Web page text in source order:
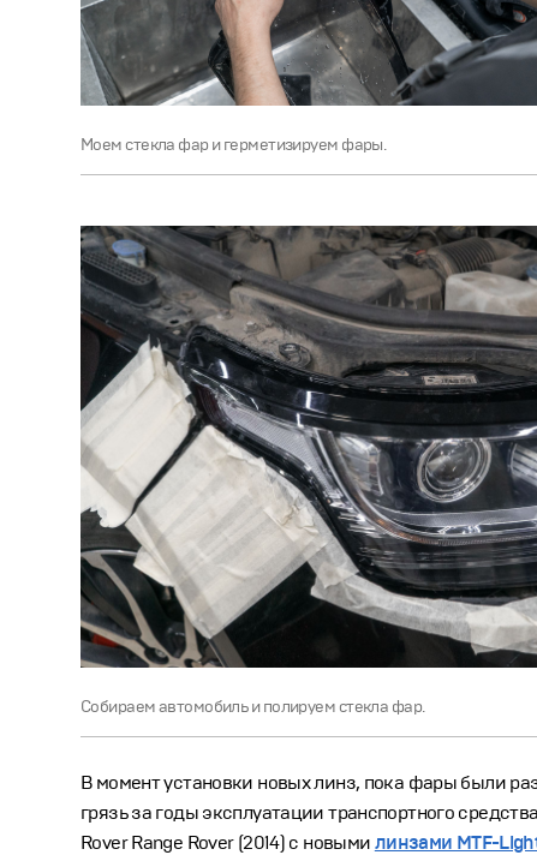
Моем стекла фар и герметизируем фары.
Собираем автомобиль и полируем стекла фар.
В момент установки новых линз, пока фары были
грязь за годы эксплуатации транспортного
Rover Range Rover (2014) с новыми линзами MTF-